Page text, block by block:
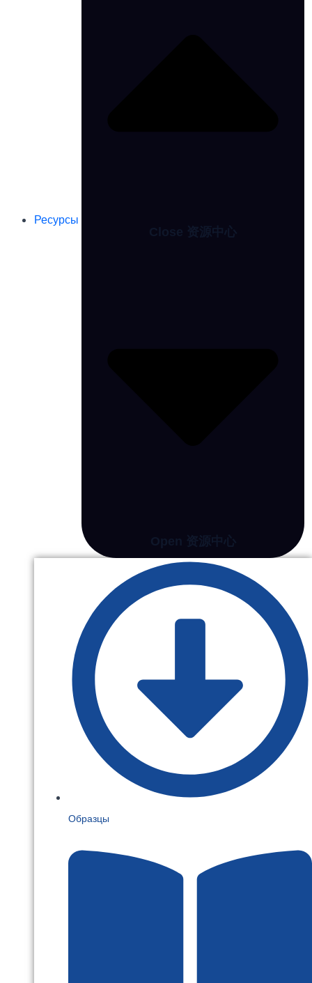
Ресурсы
Образцы